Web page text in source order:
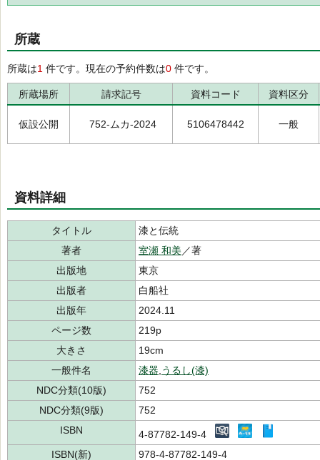
所蔵
所蔵は1 件です。現在の予約件数は0 件です。
所蔵場所 請求記号 資料コード 資料区分
仮設公開 752-ムカ-2024 5106478442 一般
資料詳細
タイトル
漆と伝統
著者
室瀬 和美 ／著
出版地
東京
出版者
白船社
出版年
2024.11
ページ数
219p
大きさ
19cm
一般件名
漆器 うるし(漆)
NDC分類(10版)
752
NDC分類(9版)
752
ISBN
4-87782-149-4
ISBN(新)
978-4-87782-149-4